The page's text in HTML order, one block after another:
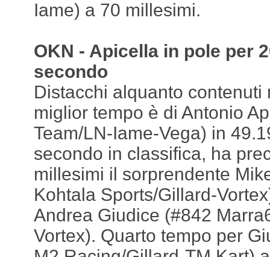
Iame) a 70 millesimi.
OKN - Apicella in pole per
secondo
Distacchi alquanto contenuti
miglior tempo è di Antonio
Team/LN-Iame-Vega) in
secondo in classifica, ha
millesimi il sorprendente
Kohtala Sports/Gillard-
Andrea Giudice (#842
Vortex). Quarto tempo per